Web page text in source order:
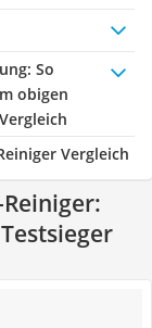
: So
obigen
Vergleich